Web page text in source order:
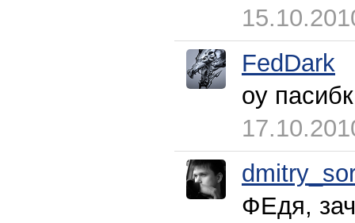
FedDark
оу
ФЕдя,